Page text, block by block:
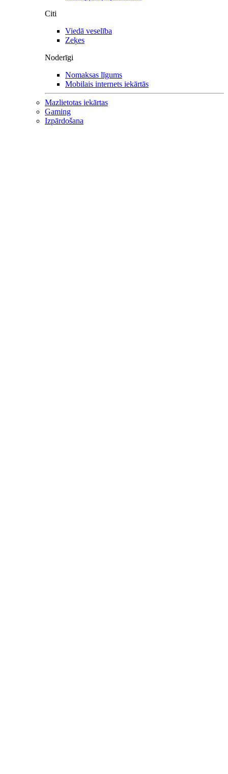
Citi
Viedā veselība
Zeķes
Noderīgi
Nomaksas līgums
Mobilais internets iekārtās
Mazlietotas iekārtas
Gaming
Izpārdošana